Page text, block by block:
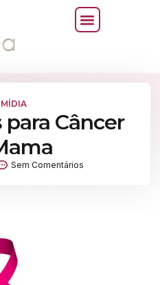
Câncer
Sem Comentários